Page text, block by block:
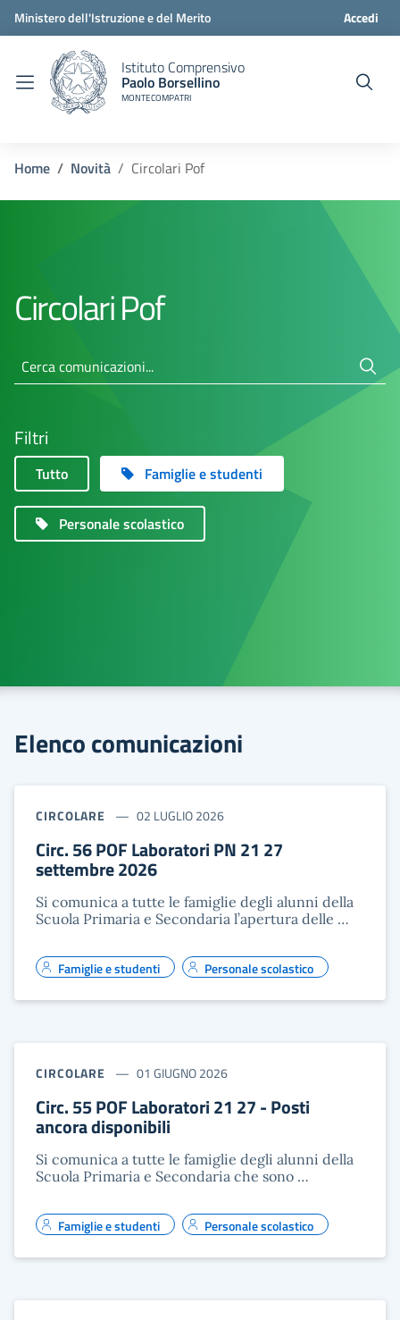
Ministero dell'Istruzione e del Merito Accedi
Istituto Comprensivo
Paolo Borsellino
MONTECOMPATRI
Home Novità Circolari Pof
Circolari Pof
Cerca comunicazioni...
Filtri
Tutto Famiglie e studenti
Personale scolastico
Elenco comunicazioni
CIRCOLARE 02 LUGLIO 2026
Circ. 56 POF Laboratori PN 21 27
settembre 2026
Si comunica a tutte le famiglie degli alunni della
Scuola Primaria e Secondaria l’apertura delle …
Famiglie e studenti Personale scolastico
CIRCOLARE 01 GIUGNO 2026
Circ. 55 POF Laboratori 21 27 - Posti
ancora disponibili
Si comunica a tutte le famiglie degli alunni della
Scuola Primaria e Secondaria che sono …
Famiglie e studenti Personale scolastico